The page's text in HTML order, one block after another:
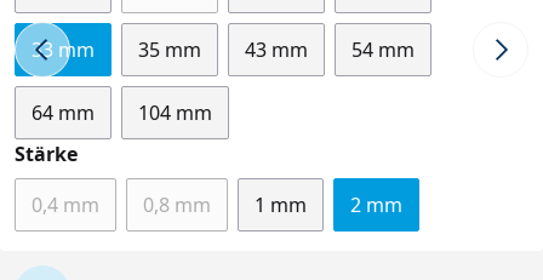
33 mm 35 mm 43 mm 54 mm
64 mm
104 mm
Stärkeauswählen
0,4 mm(Diese Option ist zurzeit nicht verfügbar.)
0,8 mm(Diese Option ist zurzeit nicht verfügbar.)
1 mm 2 mm